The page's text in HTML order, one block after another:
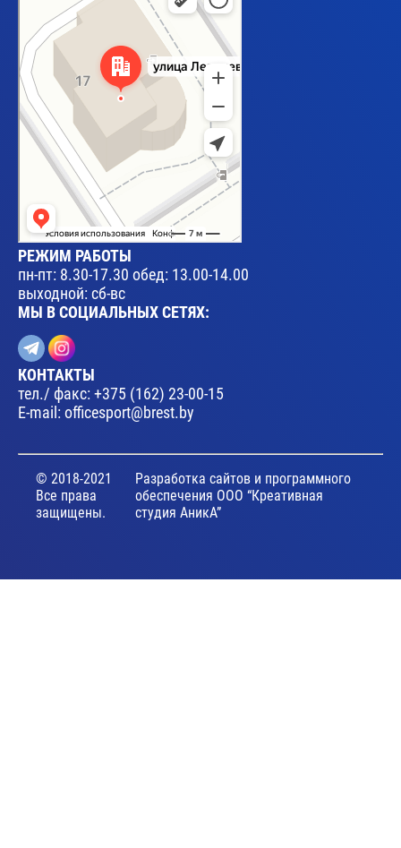
РЕЖИМ РАБОТЫ
пн-пт: 8.30-17.30 обед: 13.00-14.00
выходной: сб-вс
МЫ В СОЦИАЛЬНЫХ СЕТЯХ:
КОНТАКТЫ
тел./ факс: +375 (162) 23-00-15
E-mail: officesport@brest.by
© 2018-2021
Все права
защищены.
Разработка сайтов и программного
обеспечения ООО “Креативная
студия АникА”